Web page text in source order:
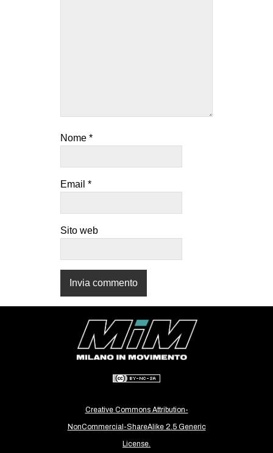
REPRESSIONE
STUDENTI
CULTURE
ARTE
RECENSIONI
INTERNAZIONALE
AFRICA
AMERICHE
ESTREMO ORIENTE
MEDIO ORIENTE
MONDO
Nome *
Email *
Sito web
Creative Commons Attribution-
NonCommercial-ShareAlike 2.5 Generic
License.